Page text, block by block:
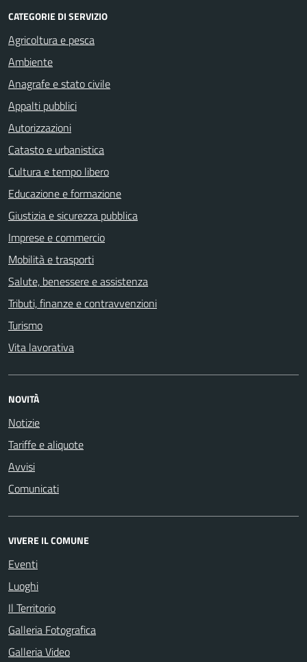
CATEGORIE DI SERVIZIO
Agricoltura e pesca
Ambiente
Anagrafe e stato civile
Appalti pubblici
Autorizzazioni
Catasto e urbanistica
Cultura e tempo libero
Educazione e formazione
Giustizia e sicurezza pubblica
Imprese e commercio
Mobilità e trasporti
Salute, benessere e assistenza
Tributi, finanze e contravvenzioni
Turismo
Vita lavorativa
NOVITÀ
Notizie
Tariffe e aliquote
Avvisi
Comunicati
VIVERE IL COMUNE
Eventi
Luoghi
Il Territorio
Galleria Fotografica
Galleria Video